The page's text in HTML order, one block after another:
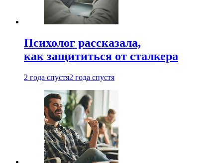
Психолог рассказала,
как защититься от сталкера
2 года спустя2 года спустя